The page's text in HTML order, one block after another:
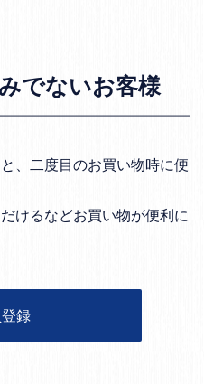
でないお客様
、二度目のお買い物時に便
けるなどお買い物が便利に
録